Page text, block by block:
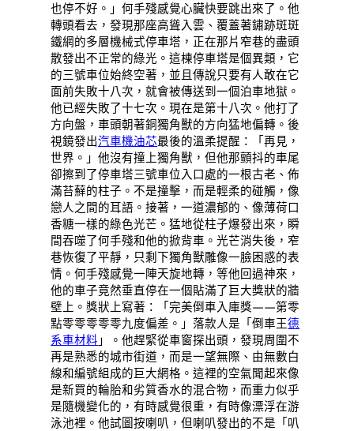
也停不好。」何手殘感覺心臟快要跳出來了。他
轉頭看去，發現那座高聳入雲、覆蓋著鏽跡斑斑
鐵網的多層機械式停車塔，正在那片窄巷的盡頭
散發出不正常的綠光。這棟停車塔是個異類，它
的三號車位始終空著，並且傳說只要有人敢在它
面前失敗十八次，就會被傳送到一個泊車地獄。
他已經失敗了十七次。現在是第十八次。他打了
方向盤，車頭朝著銅獨角獸的方向猛地偏轉。後
視鏡發出汽車機油芯最後的溫柔提醒：「再見，
世界。」他沒有撞上獨角獸，但他那顫抖的車尾
卻擦到了停車塔三號車位入口處的一根古老、佈
滿苔蘚的柱子。不是撞擊，而是輕柔的碰觸，像
戀人之間的耳語。接著，一道濃郁的、像薄荷口
香糖一樣的綠色光芒。猛地從柱子爆發出來，瞬
間吞噬了何手殘和他的掀背車。光芒消失後，窄
巷恢復了平靜，只剩下獨角獸雕像一臉困惑的表
情。何手殘感覺一陣天旋地轉，等他回過神來，
他的車子竟然垂直停在一個貼滿了巨大獎狀的牆
壁上。獎狀上寫著：「完美倒車入庫獎——第零
點零零零零零九度偏差。」落款人是「倒車王德
系車材料 」。他趕緊從車窗探出頭，發現周圍不
再是熟悉的城市街道，而是一望無際、由無數白
線和編號組成的巨大網格。這裡的空氣聞起來像
是新買的輪胎和劣質香水的混合物，而重力似乎
是隨機變化的，有時感覺很重，有時像漂浮在游
泳池裡。他試圖按喇叭，但喇叭發出的不是「叭